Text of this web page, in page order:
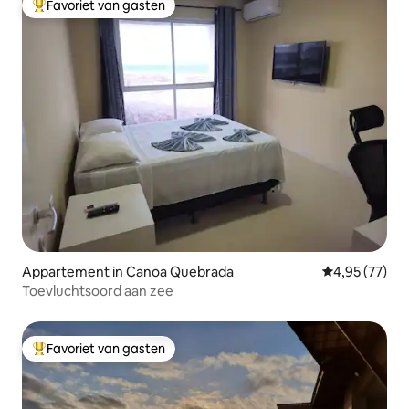
Topfavoriet van gasten
Favoriet van gasten
Appartement in Canoa Quebrada Gemiddelde
4,95 (77)
Toevluchtsoord aan zee
Topfavoriet van gasten
Favoriet van gasten